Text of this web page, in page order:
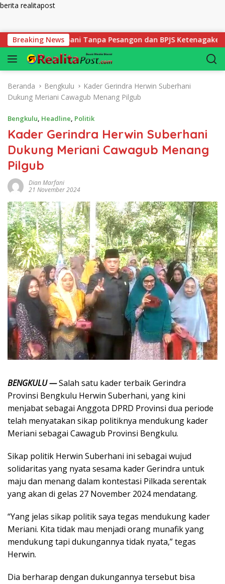
berita realitapost
Breaking News
Rabbani Tanpa Pesangon dan BPJS Ketenagakerjaan
Beranda Bengkulu
Kader Gerindra Herwin Suberhani
Dukung Meriani Cawagub Menang Pilgub
Bengkulu, Headline, Politik
Kader Gerindra Herwin Suberhani
Dukung Meriani Cawagub Menang
Pilgub
Dian Marfani
21 November 2024
BENGKULU —Salah satu kader terbaik Gerindra
Provinsi Bengkulu Herwin Suberhani, yang kini
menjabat sebagai Anggota DPRD Provinsi dua periode
telah menyatakan sikap politiknya mendukung kader
Meriani sebagai Cawagub Provinsi Bengkulu.
Sikap politik Herwin Suberhani ini sebagai wujud
solidaritas yang nyata sesama kader Gerindra untuk
maju dan menang dalam kontestasi Pilkada serentak
yang akan di gelas 27 November 2024 mendatang.
“Yang jelas sikap politik saya tegas mendukung kader
Meriani. Kita tidak mau menjadi orang munafik yang
mendukung tapi dukungannya tidak nyata,” tegas
Herwin.
Dia berharap dengan dukungannya tersebut bisa